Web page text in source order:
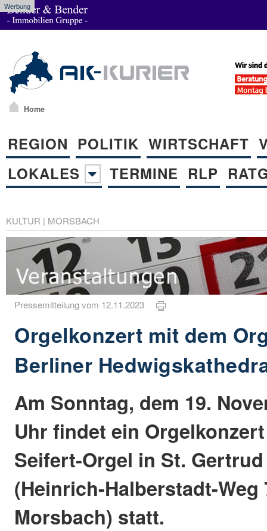
Werbung
Home
REGION POLITIK WIRTSCHAFT
LOKALES
TERMINE RLP
KULTUR | MORSBACH
Pressemitteilung vom 12.11.2023
Orgelkonzert mit dem
Berliner
Am Sonntag, dem 19.
Uhr findet ein
Seifert-Orgel in St.
(Heinrich-Halberstadt-Weg
Morsbach) statt.